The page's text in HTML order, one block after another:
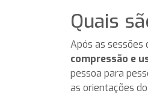
Quais
Após as sessões
compressão e
pessoa para
as orientações